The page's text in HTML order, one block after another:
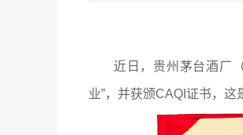
近日，贵州茅台酒厂
业”，并获颁CAQI证书，这